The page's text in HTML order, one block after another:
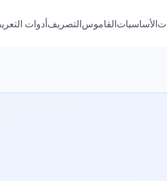
الأساسياتالقاموسالتصريفأدوات